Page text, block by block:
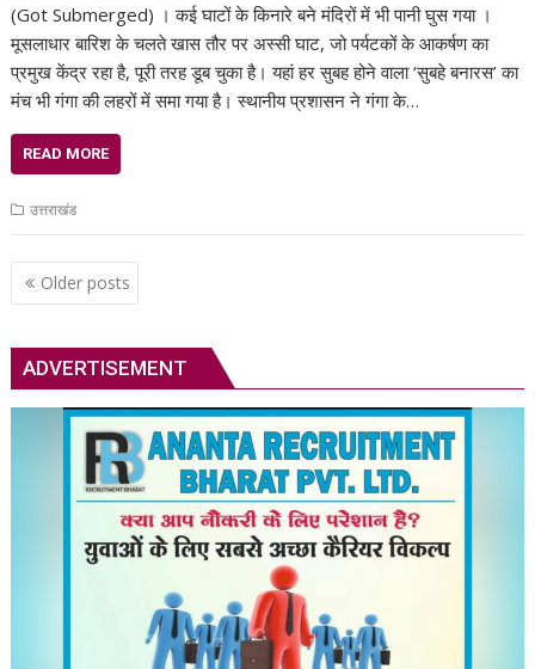
(Got Submerged) । कई घाटों के किनारे बने मंदिरों में भी पानी घुस गया ।
मूसलाधार बारिश के चलते खास तौर पर अस्सी घाट, जो पर्यटकों के आकर्षण का
प्रमुख केंद्र रहा है, पूरी तरह डूब चुका है। यहां हर सुबह होने वाला ‘सुबहे बनारस’ का
मंच भी गंगा की लहरों में समा गया है। स्थानीय प्रशासन ने गंगा के…
READ MORE
उत्तराखंड
Posts
navigation
Older posts
ADVERTISEMENT